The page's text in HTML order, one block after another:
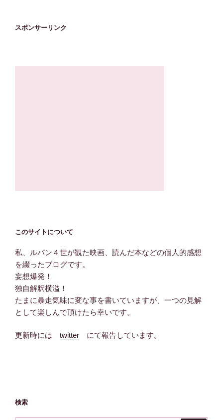
スポンサーリンク
このサイトについて
私、ルパン４世が観た映画、読んだ本などの個人的感想
を綴ったブログです。
妄想爆発！
独自解釈横溢！
たまに暴走気味に変な事を書いていますが、一つの見解
として楽しんで頂けたら幸いです。
更新時には twitter にて報告しています。
検索